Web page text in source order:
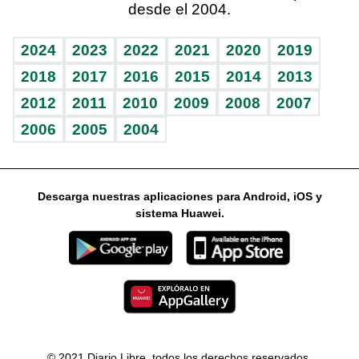
Vida y familia
Eñe
Celebrando la vida
Sin complejos
En pocas palabras
Escuchando al corazón
Economía Personal
Consulta Libre
BRV
TBT Deportivo
Más firmas
Guía del dinero
Horóscopos
desde el 2004.
2024 2023 2022 2021 2020
2019
2018
2017 2016 2015 2014
2013
2012
2011 2010 2009 2008
2007
2006
2005 2004
Descarga nuestras aplicaciones para Android, iOS y
sistema Huawei.